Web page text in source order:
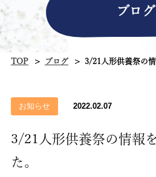
ブログ
TOP ブログ 3/21人形供養祭の
お知らせ 2022.02.07
3/21人形供養祭の情報
た。